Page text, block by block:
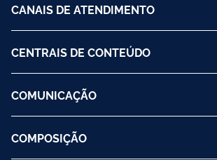
CANAIS DE ATENDIMENTO
CENTRAIS DE CONTEÚDO
COMUNICAÇÃO
COMPOSIÇÃO